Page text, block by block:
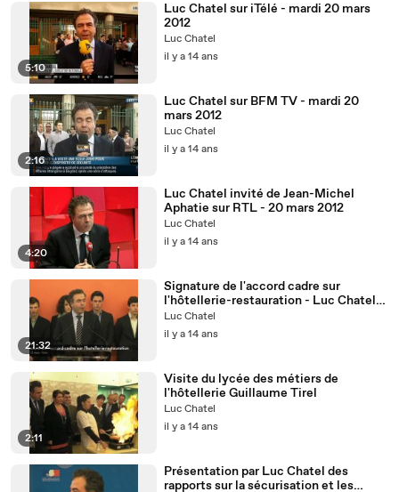
5:10
Luc Chatel sur iTélé - mardi 20 mars
2012
Luc Chatel
il y a 14 ans
2:16
Luc Chatel sur BFM TV - mardi 20
mars 2012
Luc Chatel
il y a 14 ans
4:20
Luc Chatel invité de Jean-Michel
Aphatie sur RTL - 20 mars 2012
Luc Chatel
il y a 14 ans
21:32
Signature de l'accord cadre sur
l'hôtellerie-restauration - Luc Chatel
et Regis Marcon
Luc Chatel
il y a 14 ans
2:11
Visite du lycée des métiers de
l'hôtellerie Guillaume Tirel
Luc Chatel
il y a 14 ans
Présentation par Luc Chatel des
rapports sur la sécurisation et les